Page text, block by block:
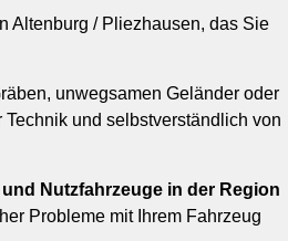
Altenburg / Pliezhausen, das Sie
unwegsamen Geländer oder
Technik und selbstverständlich von
Nutzfahrzeuge in der Region
Probleme mit Ihrem Fahrzeug